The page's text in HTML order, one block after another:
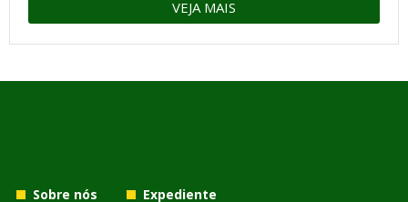
VEJA MAIS
Sobre nós Expediente